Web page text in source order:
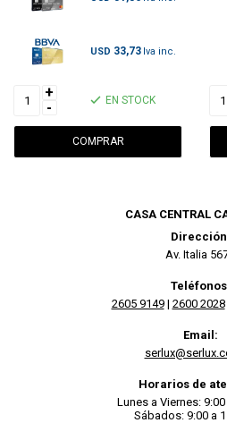
USD 33,73
+
-
EN STOCK
CASA CENTRAL
Av. Italia
2605 9149| 2600 2028
Email:
Horarios de
Lunes a Viernes:
Sábados: 9:00 a